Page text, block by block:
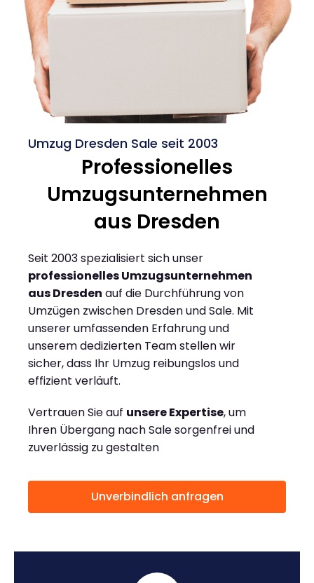
Umzug Dresden Sale seit 2003
Professionelles
Umzugsunternehmen
aus Dresden
Seit 2003 spezialisiert sich unser
professionelles Umzugsunternehmen
aus Dresden auf die Durchführung von
Umzügen zwischen Dresden und Sale. Mit
unserer umfassenden Erfahrung und
unserem dedizierten Team stellen wir
sicher, dass Ihr Umzug reibungslos und
effizient verläuft.
Vertrauen Sie auf unsere Expertise, um
Ihren Übergang nach Sale sorgenfrei und
zuverlässig zu gestalten
Unverbindlich anfragen